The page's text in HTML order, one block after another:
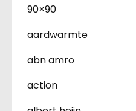
90×90
aardwarmte
abn amro
action